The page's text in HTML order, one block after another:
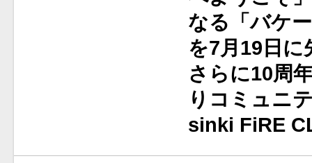
なる「バケ
を7月19日に
さらに10周
りコミュニ
sinki FiRE